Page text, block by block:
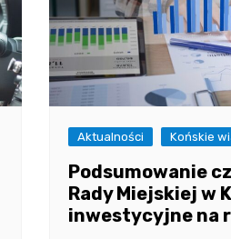
Aktualności Końskie
Podsumowanie
Rady Miejskiej w
inwestycyjne na